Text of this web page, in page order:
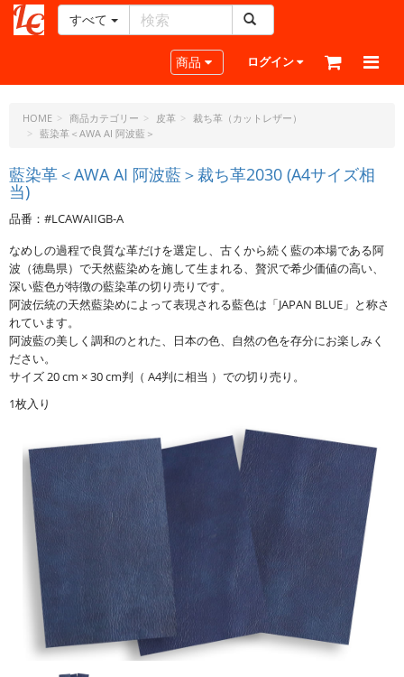
ー
ラ
フ
ド
ッ
ト・
ェ
ー
ピ
ー
すべて
Toggle navigation
商品 ログイン
HOME 商品カテゴリー 皮革
裁ち革（カットレザー）
藍染革＜AWA AI 阿波藍＞
藍染革＜AWA AI 阿波藍＞裁ち革2030 (A4サイズ相
当)
品番：#LCAWAIIGB-A
なめしの過程で良質な革だけを選定し、古くから続く藍の本場である阿
波（徳島県）で天然藍染めを施して生まれる、贅沢で希少価値の高い、
深い藍色が特徴の藍染革の切り売りです。
阿波伝統の天然藍染めによって表現される藍色は「JAPAN BLUE」と称さ
れています。
阿波藍の美しく調和のとれた、日本の色、自然の色を存分にお楽しみく
ださい。
サイズ 20 cm × 30 cm判（ A4判に相当 ）での切り売り。
1枚入り